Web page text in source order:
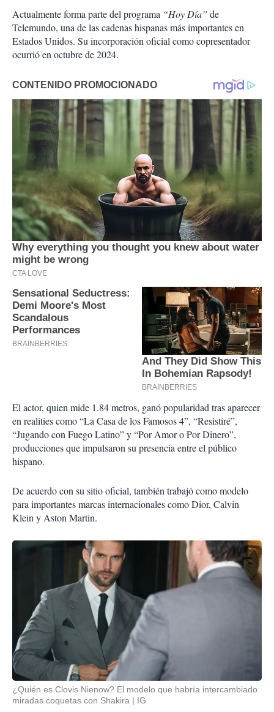
Actualmente forma parte del programa “Hoy Día” de
Telemundo, una de las cadenas hispanas más importantes en
Estados Unidos. Su incorporación oficial como copresentador
ocurrió en octubre de 2024.
El actor, quien mide 1.84 metros, ganó popularidad tras aparecer
en realities como “La Casa de los Famosos 4”, “Resistiré”,
“Jugando con Fuego Latino” y “Por Amor o Por Dinero”,
producciones que impulsaron su presencia entre el público
hispano.
De acuerdo con su sitio oficial, también trabajó como modelo
para importantes marcas internacionales como Dior, Calvin
Klein y Aston Martin.
¿Quién es Clovis Nienow? El modelo que habría intercambiado
miradas coquetas con Shakira
IG